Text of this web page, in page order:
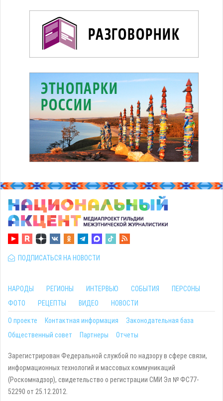
ПОДПИСАТЬСЯ НА НОВОСТИ
НАРОДЫ РЕГИОНЫ ИНТЕРВЬЮ СОБЫТИЯ
ПЕРСОНЫ
ФОТО
РЕЦЕПТЫ ВИДЕО НОВОСТИ
О проекте Контактная информация
Законодательная база
Общественный совет
Партнеры Отчеты
Зарегистрирован Федеральной службой по надзору в сфере связи,
информационных технологий и массовых коммуникаций
(Роскомнадзор), свидетельство о регистрации СМИ Эл № ФС77-
52290 от 25.12.2012.